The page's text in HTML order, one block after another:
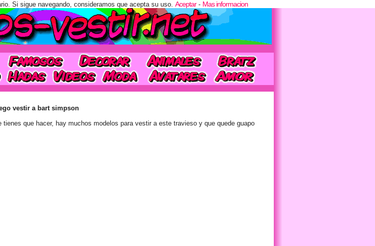
vestir a bart simpson
que hacer, hay muchos modelos para vestir a este travieso y que quede guapo
Si sigue navegando, consideramos que acepta su uso. Aceptar- Mas informacion